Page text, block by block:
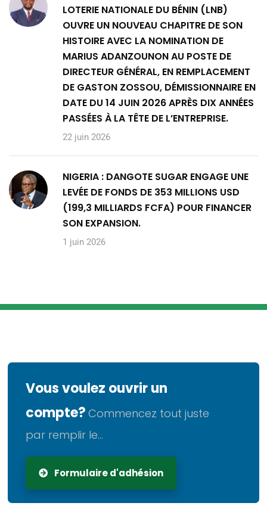
LOTERIE NATIONALE DU BÉNIN (LNB)
OUVRE UN NOUVEAU CHAPITRE DE SON
HISTOIRE AVEC LA NOMINATION DE
MARIUS ADANZOUNON AU POSTE DE
DIRECTEUR GÉNÉRAL, EN REMPLACEMENT
DE GASTON ZOSSOU, DÉMISSIONNAIRE EN
DATE DU 14 JUIN 2026 APRÈS DIX ANNÉES
PASSÉES À LA TÊTE DE L’ENTREPRISE.
22 juin 2026
NIGERIA : DANGOTE SUGAR ENGAGE UNE
LEVÉE DE FONDS DE 353 MILLIONS USD
(199,3 MILLIARDS FCFA) POUR FINANCER
SON EXPANSION.
1 juin 2026
Vous voulez ouvrir un
compte? Commencez tout juste
par remplir le...
Formulaire d'adhésion